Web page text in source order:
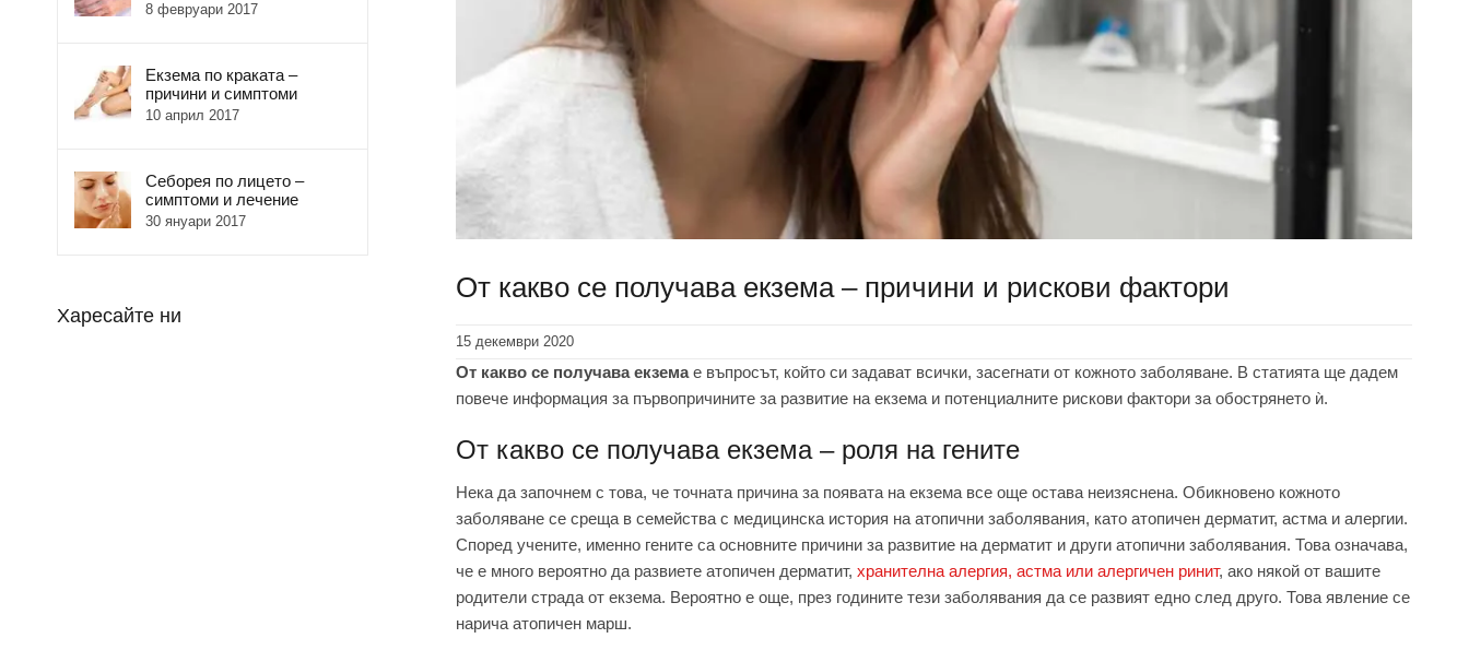
От какво се получава екзема – причини и рискови фактори
15 декември 2020
От какво се получава екземае въпросът, който си задават всички, засегнати от кожното заболяване. В статията ще дадем
повече информация за първопричините за развитие на екзема и потенциалните рискови фактори за обострянето ѝ.
От какво се получава екзема – роля на гените
Нека да започнем с това, че точната причина за появата на екзема все още остава неизяснена. Обикновено кожното
заболяване се среща в семейства с медицинска история на атопични заболявания, като атопичен дерматит, астма и алергии.
Според учените, именно гените са основните причини за развитие на дерматит и други атопични заболявания. Това означава,
че е много вероятно да развиете атопичен дерматит,хранителна алергия, астма или алергичен ринит, ако някой от вашите
родители страда от екзема. Вероятно е още, през годините тези заболявания да се развият едно след друго. Това явление се
нарича атопичен марш.
8 февруари 2017
Екзема по краката –
причини и симптоми
10 април 2017
Себорея по лицето –
симптоми и лечение
30 януари 2017
Харесайте ни